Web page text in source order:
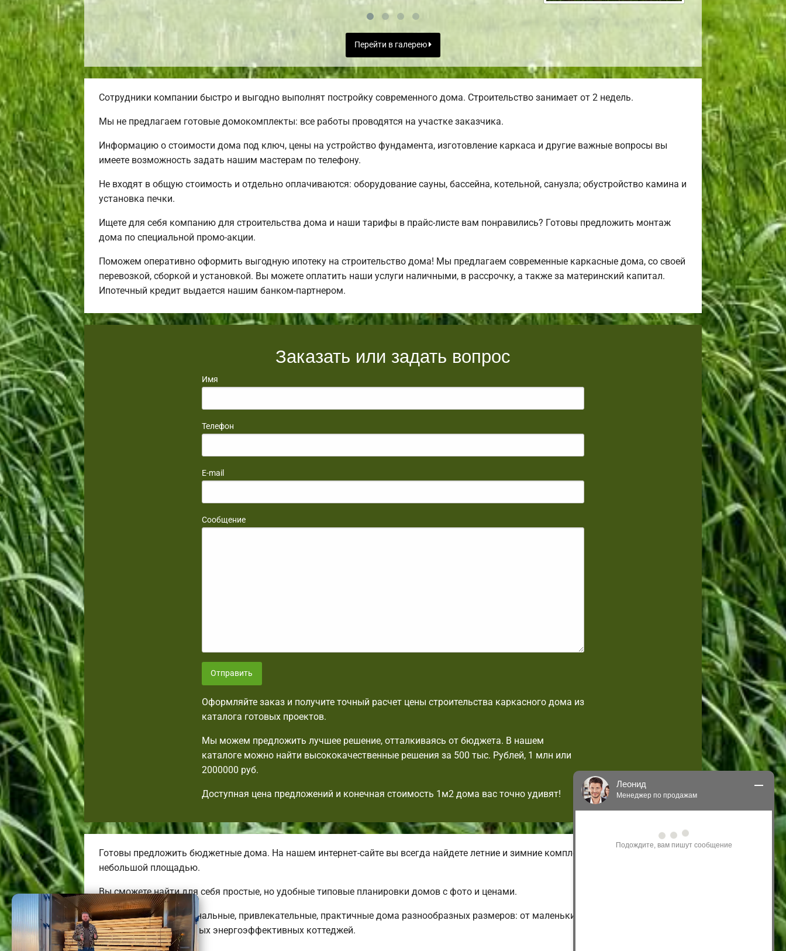
Перейти в галерею
Сотрудники компании быстро и выгодно выполнят постройку современного дома. Строительство занимает от 2 недель.
Мы не предлагаем готовые домокомплекты: все работы проводятся на участке заказчика.
Информацию о стоимости дома под ключ, цены на устройство фундамента, изготовление каркаса и другие важные вопросы вы
имеете возможность задать нашим мастерам по телефону.
Не входят в общую стоимость и отдельно оплачиваются: оборудование сауны, бассейна, котельной, санузла; обустройство камина и
установка печки.
Ищете для себя компанию для строительства дома и наши тарифы в прайс-листе вам понравились? Готовы предложить монтаж
дома по специальной промо-акции.
Поможем оперативно оформить выгодную ипотеку на строительство дома! Мы предлагаем современные каркасные дома, со своей
перевозкой, сборкой и установкой. Вы можете оплатить наши услуги наличными, в рассрочку, а также за материнский капитал.
Ипотечный кредит выдается нашим банком-партнером.
Заказать или задать вопрос
Имя
Телефон
E-mail
Сообщение
Отправить
Оформляйте заказ и получите точный расчет цены строительства каркасного дома из
каталога готовых проектов.
Мы можем предложить лучшее решение, отталкиваясь от бюджета. В нашем
каталоге можно найти высококачественные решения за 500 тыс. Рублей, 1 млн или
2000000 руб.
Доступная цена предложений и конечная стоимость 1м2 дома вас точно удивят!
Готовы предложить бюджетные дома. На нашем интернет-сайте вы всегда найдете летние и зимние комплектации домов с
небольшой площадью.
Вы сможете найти для себя простые, но удобные типовые планировки домов с фото и ценами.
Мы предлагаем оригинальные, привлекательные, практичные дома разнообразных размеров: от маленьких одноэтажных и
бюджетных до огромных энергоэффективных коттеджей.
Леонид
Менеджер по продажам
проконсультировать Вас по нашим
акциям и проектам.